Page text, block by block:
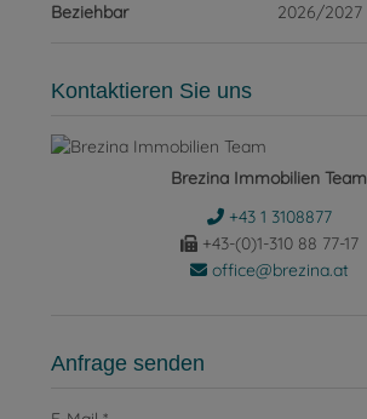
Beziehbar
2026/2027
Kontaktieren Sie uns
Brezina Immobilien Team
+43 1 3108877
+43-(0)1-310 88 77-17
office@brezina.at
Anfrage senden